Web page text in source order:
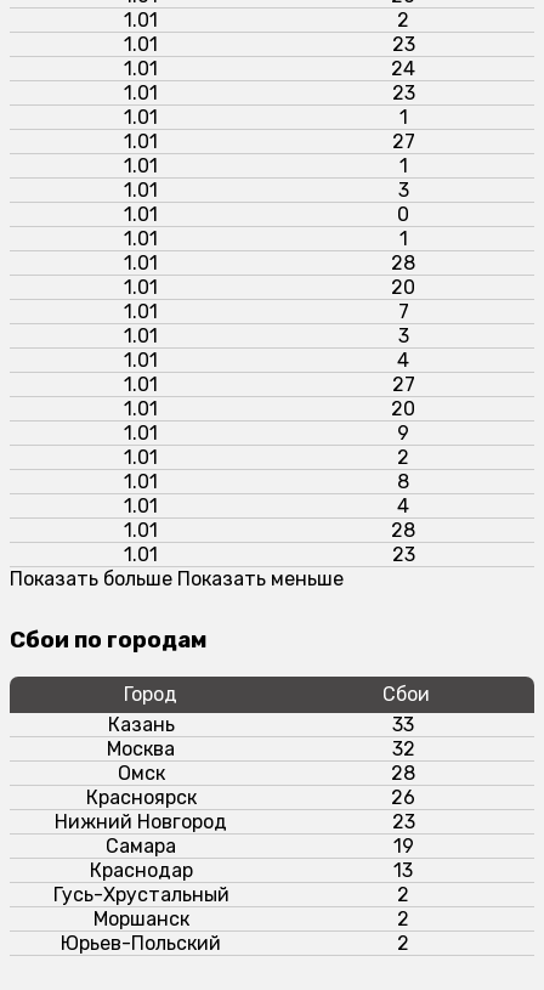
1.01
2
1.01
23
1.01
24
1.01
23
1.01
1
1.01
27
1.01
1
1.01
3
1.01
0
1.01
1
1.01
28
1.01
20
1.01
7
1.01
3
1.01
4
1.01
27
1.01
20
1.01
9
1.01
2
1.01
8
1.01
4
1.01
28
1.01
23
Показать больше Показать меньше
Сбои по городам
Город
Сбои
Казань
33
Москва
32
Омск
28
Красноярск
26
Нижний Новгород
23
Самара
19
Краснодар
13
Гусь-Хрустальный
2
Моршанск
2
Юрьев-Польский
2